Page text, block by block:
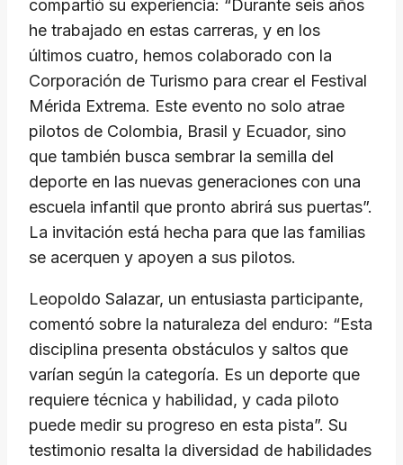
compartió su experiencia: “Durante seis años
he trabajado en estas carreras, y en los
últimos cuatro, hemos colaborado con la
Corporación de Turismo para crear el Festival
Mérida Extrema. Este evento no solo atrae
pilotos de Colombia, Brasil y Ecuador, sino
que también busca sembrar la semilla del
deporte en las nuevas generaciones con una
escuela infantil que pronto abrirá sus puertas”.
La invitación está hecha para que las familias
se acerquen y apoyen a sus pilotos.
Leopoldo Salazar, un entusiasta participante,
comentó sobre la naturaleza del enduro: “Esta
disciplina presenta obstáculos y saltos que
varían según la categoría. Es un deporte que
requiere técnica y habilidad, y cada piloto
puede medir su progreso en esta pista”. Su
testimonio resalta la diversidad de habilidades